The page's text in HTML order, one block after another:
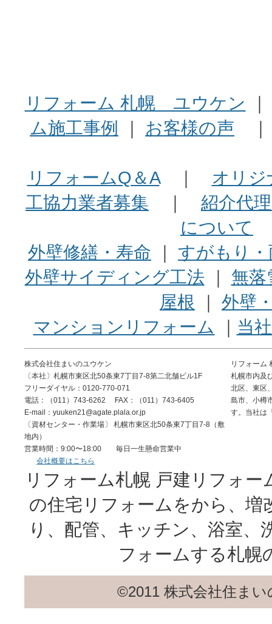
リフォーム 札幌 ユウケン ｜
ム施工事例 ｜ お客様の声
リフォームQ＆A｜ オリジ
工協力業者募集 ｜ 紹介代
について
外壁修繕・寿命 ｜ すがもり
外壁サイディング工法 ｜ 無落
屋根 ｜ 外壁
マンションリフォーム
｜ 当
リフォーム
札幌市内及
北区、東区
島市、小樽
す。当社は
株式会社住まいのユウケン
〔本社〕札幌市東区北50条東7丁目7-8第二北舗ビル1F
フリーダイヤル：0120-770-071
電話：（011）743-6262 FAX：（011）743-6405
E-mail：yuuken21@agate.plala.or.jp
〔資材センター・作業場〕 札幌市東区北50条東7丁目7-8（敷
地内）
営業時間：9:00〜18:00 毎日一生懸命営業中
会社概要はこちら
リフォーム札幌 戸建リフォ
の住宅リフォームをから、増
り、配管、キッチン、浴室
フォームする札幌
©2011 株式会社住ま